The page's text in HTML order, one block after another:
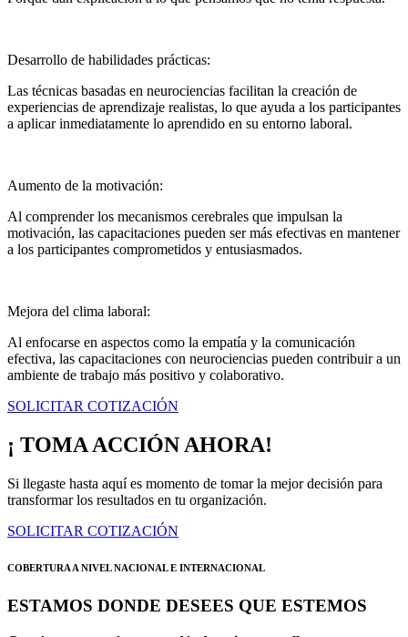
Desarrollo de habilidades prácticas:
Las técnicas basadas en neurociencias facilitan la creación de
experiencias de aprendizaje realistas, lo que ayuda a los participantes
a aplicar inmediatamente lo aprendido en su entorno laboral.
Aumento de la motivación:
Al comprender los mecanismos cerebrales que impulsan la
motivación, las capacitaciones pueden ser más efectivas en mantener
a los participantes comprometidos y entusiasmados.
Mejora del clima laboral:
Al enfocarse en aspectos como la empatía y la comunicación
efectiva, las capacitaciones con neurociencias pueden contribuir a un
ambiente de trabajo más positivo y colaborativo.
SOLICITAR COTIZACIÓN
¡ TOMA ACCIÓN AHORA!
Si llegaste hasta aquí es momento de tomar la mejor decisión para
transformar los resultados en tu organización.
SOLICITAR COTIZACIÓN
COBERTURA A NIVEL NACIONAL E INTERNACIONAL
ESTAMOS DONDE DESEES QUE ESTEMOS